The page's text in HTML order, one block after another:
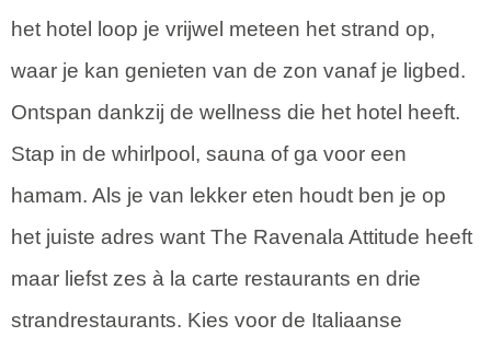
het hotel loop je vrijwel meteen het strand op,
waar je kan genieten van de zon vanaf je ligbed.
Ontspan dankzij de wellness die het hotel heeft.
Stap in de whirlpool, sauna of ga voor een
hamam. Als je van lekker eten houdt ben je op
het juiste adres want The Ravenala Attitude heeft
maar liefst zes à la carte restaurants en drie
strandrestaurants. Kies voor de Italiaanse